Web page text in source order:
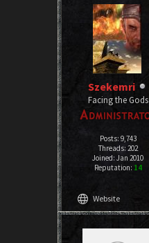
Szekemri
Facing the Gods
Posts: 9,743
Threads: 202
Joined: Jan 2010
Reputation: 14
language Website